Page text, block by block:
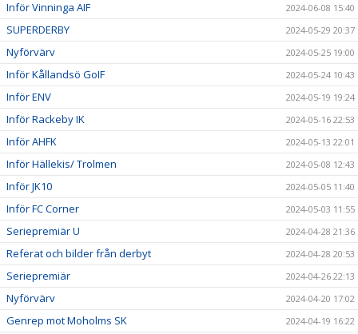
Inför Vinninga AIF 2024-06-08 15:40
SUPERDERBY 2024-05-29 20:37
Nyförvärv 2024-05-25 19:00
Inför Kållandsö GoIF 2024-05-24 10:43
Inför ENV 2024-05-19 19:24
Inför Rackeby IK 2024-05-16 22:53
Inför AHFK 2024-05-13 22:01
Inför Hällekis/ Trolmen 2024-05-08 12:43
Inför JK10 2024-05-05 11:40
Inför FC Corner 2024-05-03 11:55
Seriepremiär U 2024-04-28 21:36
Referat och bilder från derbyt 2024-04-28 20:53
Seriepremiär 2024-04-26 22:13
Nyförvärv 2024-04-20 17:02
Genrep mot Moholms SK 2024-04-19 16:22